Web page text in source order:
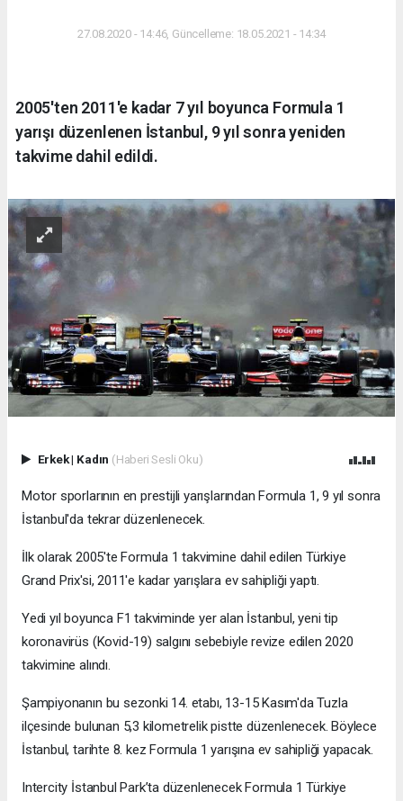
27.08.2020 - 14:46, Güncelleme: 18.05.2021 - 14:34
2005'ten 2011'e kadar 7 yıl boyunca Formula 1
yarışı düzenlenen İstanbul, 9 yıl sonra yeniden
takvime dahil edildi.
Erkek| Kadın (Haberi Sesli Oku)
Motor sporlarının en prestijli yarışlarından Formula 1, 9 yıl sonra
İstanbul'da tekrar düzenlenecek.
İlk olarak 2005'te Formula 1 takvimine dahil edilen Türkiye
Grand Prix'si, 2011'e kadar yarışlara ev sahipliği yaptı.
Yedi yıl boyunca F1 takviminde yer alan İstanbul, yeni tip
koronavirüs (Kovid-19) salgını sebebiyle revize edilen 2020
takvimine alındı.
Şampiyonanın bu sezonki 14. etabı, 13-15 Kasım'da Tuzla
ilçesinde bulunan 5,3 kilometrelik pistte düzenlenecek. Böylece
İstanbul, tarihte 8. kez Formula 1 yarışına ev sahipliği yapacak.
Intercity İstanbul Park’ta düzenlenecek Formula 1 Türkiye